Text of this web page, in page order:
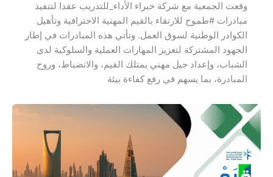
وقعت الجمعية مع شركة خبراء الأداء_للتدريب عقدا لتنفيذ
مبادرات #طموح للارتقاء بالقيم المهنية الاحترافية وتأهيل
الكوادر الوطنية لسوق العمل. وتأتي هذه المبادرات في إطار
الجهود المشتركة لتعزيز المهارات العملية والسلوكية لدى
الشباب، وإعداد جيل مهني يمتلك القيم، والانضباط، وروح
المبادرة، بما يسهم في رفع كفاءة بيئة